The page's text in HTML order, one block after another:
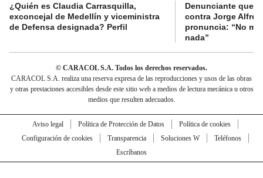
¿Quién es Claudia Carrasquilla,
exconcejal de Medellín y viceministra
de Defensa designada? Perfil
Denunciante que
contra Jorge
pronuncia: “No
nada”
© CARACOL S.A. Todos los derechos reservados.
CARACOL S.A. realiza una reserva expresa de las reproducciones y usos de las obras
y otras prestaciones accesibles desde este sitio web a medios de lectura mecánica u otros
medios que resulten adecuados.
Aviso legal Política de Protección de Datos
Política de cookies
Configuración de cookies
Transparencia Soluciones W
Teléfonos
Escríbanos